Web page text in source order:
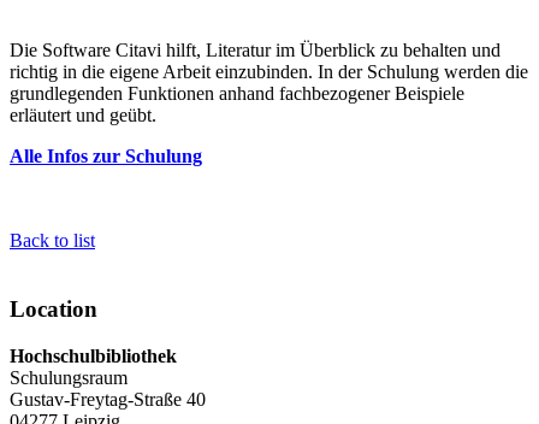
Die Software Citavi hilft, Literatur im Überblick zu behalten und
richtig in die eigene Arbeit einzubinden. In der Schulung werden die
grundlegenden Funktionen anhand fachbezogener Beispiele
erläutert und geübt.
Alle Infos zur Schulung
Back to list
Location
Hochschulbibliothek
Schulungsraum
Gustav-Freytag-Straße 40